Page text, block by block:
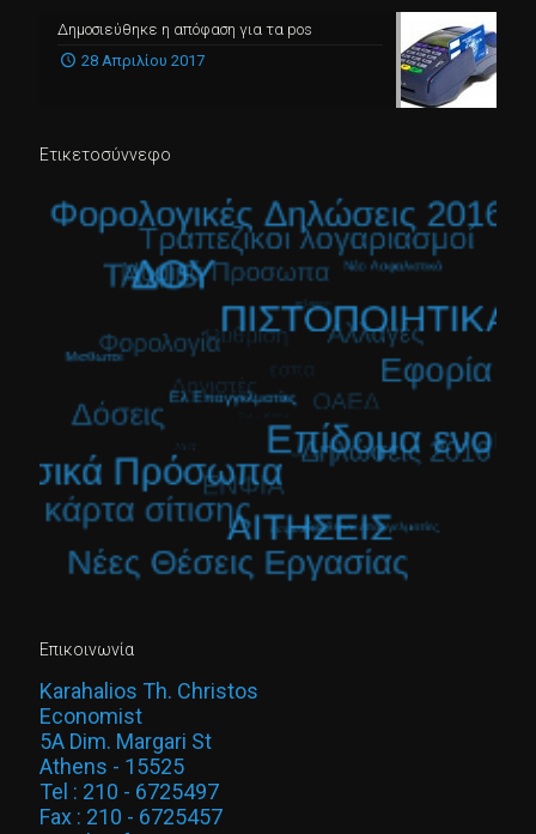
Δημοσιεύθηκε η απόφαση για τα pos
28 Απριλίου 2017
Ετικετοσύννεφο
Επικοινωνία
Karahalios Th. Christos
Economist
5A Dim. Margari St
Athens - 15525
Tel : 210 - 6725497
Fax : 210 - 6725457